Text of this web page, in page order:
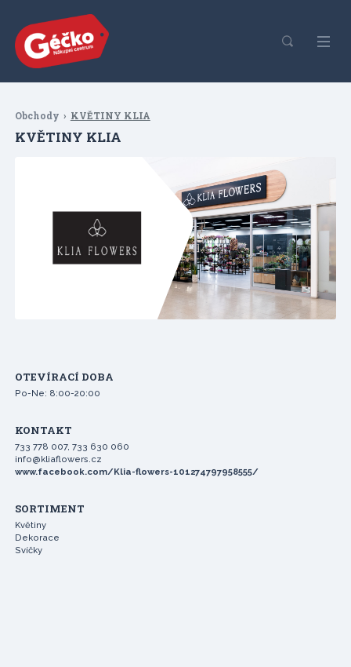
Obchody KVĚTINY KLIA
KVĚTINY KLIA
OTEVÍRACÍ DOBA
Po-Ne: 8:00-20:00
KONTAKT
733 778 007, 733 630 060
info@kliaflowers.cz
www.facebook.com/Klia-flowers-101274797958555/
SORTIMENT
Květiny
Dekorace
Svíčky